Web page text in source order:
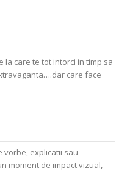
la care te tot intorci in timp sa
care face
vorbe, explicatii sau
moment de impact vizual,